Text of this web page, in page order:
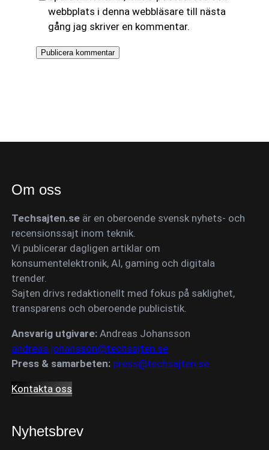
webbplats i denna webbläsare till nästa
gång jag skriver en kommentar.
Om oss
Techsajten.se är en oberoende svensk nyhets- och
recensionssajt inom teknik.
Vi publicerar dagligen artiklar om
konsumentelektronik, AI, gaming och digitala
trender.
Sajten drivs redaktionellt med fokus på saklighet,
transparens och oberoende publicistik.
Ansvarig utgivare: Andreas Johansson
andreas.johansson@techsajten.se
Press & samarbeten: press@techsajten.se
Kontakta oss
Nyhetsbrev